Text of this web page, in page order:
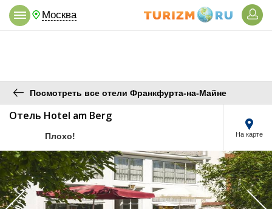
Москва
Посмотреть все отели Франкфурта-на-Майне
Отель Hotel am Berg
Плохо! На карте